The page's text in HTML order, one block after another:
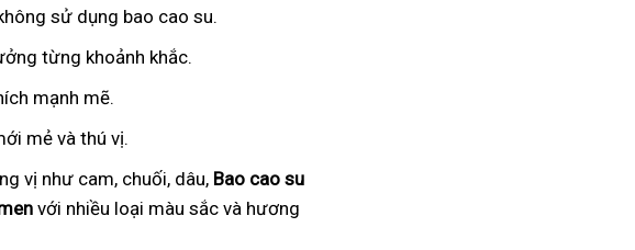
sử dụng bao cao su.
từng khoảnh khắc.
mạnh mẽ.
mẻ và thú vị.
vị như cam, chuối, dâu, Bao cao su
với nhiều loại màu sắc và hương